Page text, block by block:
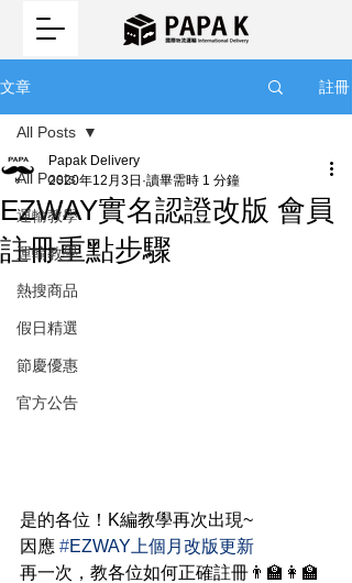
文章 註冊
All Posts
運輸教學
運輸教學
熱搜商品
假日精選
節慶優惠
官方公告
All Posts
EZWAY實名認證改版 會員
註冊重點步驟
Papak Delivery
2020年12月3日 讀畢需時 1 分鐘
是的各位！K編教學再次出現~
因應 #EZWAY上個月改版更新
再一次，教各位如何正確註冊👨‍🏫👩‍🏫